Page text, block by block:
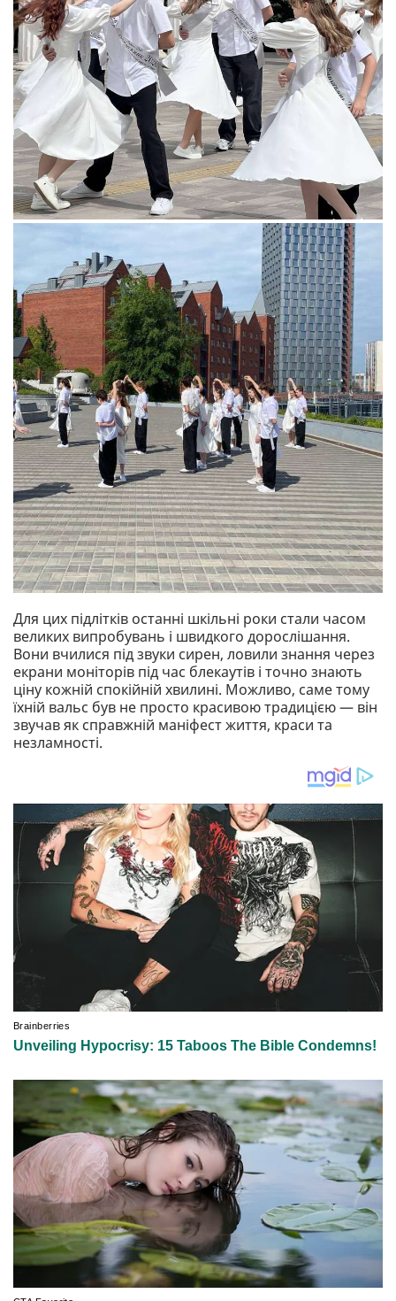
Для цих підлітків останні шкільні роки стали часом
великих випробувань і швидкого дорослішання.
Вони вчилися під звуки сирен, ловили знання через
екрани моніторів під час блекаутів і точно знають
ціну кожній спокійній хвилині. Можливо, саме тому
їхній вальс був не просто красивою традицією — він
звучав як справжній маніфест життя, краси та
незламності.